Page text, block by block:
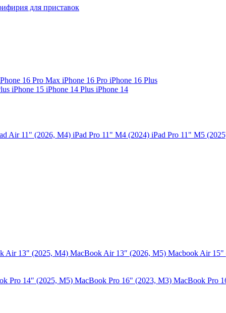
для приставок
16 Pro Max iPhone 16 Pro iPhone 16 Plus
iPhone 15 iPhone 14 Plus iPhone 14
Air 11" (2026, M4) iPad Pro 11" M4 (2024) iPad Pro 11" M5
Air 13" (2025, M4) MacBook Air 13″ (2026, M5) Macbook Air 15"
Pro 14″ (2025, M5) MacBook Pro 16" (2023, M3) MacBook Pro